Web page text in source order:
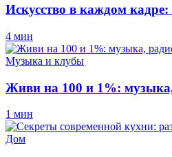
Искусство в каждом
4 мин
Музыка и клубы
Живи на 100 и 1%:
1 мин
Дом